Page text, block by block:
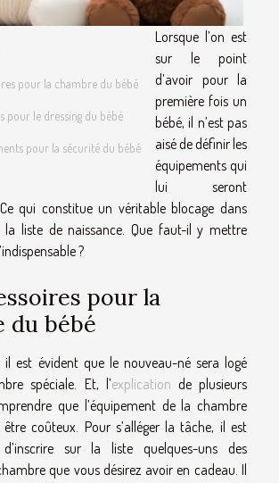
pour la chambre du bébé
pour le dressing du bébé
pour la sécurité du bébé
Lorsque l’on est
sur le point
d’avoir pour la
première fois un
bébé, il n’est pas
aisé de définir les
équipements qui
lui seront
qui constitue un véritable blocage dans
la liste de naissance. Que faut-il y mettre
?
pour la
du bébé
il est évident que le nouveau-né sera logé
spéciale. Et, l’explication de plusieurs
que l’équipement de la chambre
coûteux. Pour s’alléger la tâche, il est
sur la liste quelques-uns des
que vous désirez avoir en cadeau. Il